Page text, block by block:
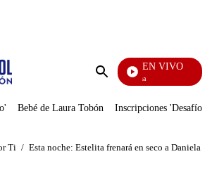
Enviar
EN VIVO
Ciudad Lejana
Bebé de Laura Tobón Inscripciones 'Desafío'
Ti / Esta noche: Estelita frenará en seco a Daniela